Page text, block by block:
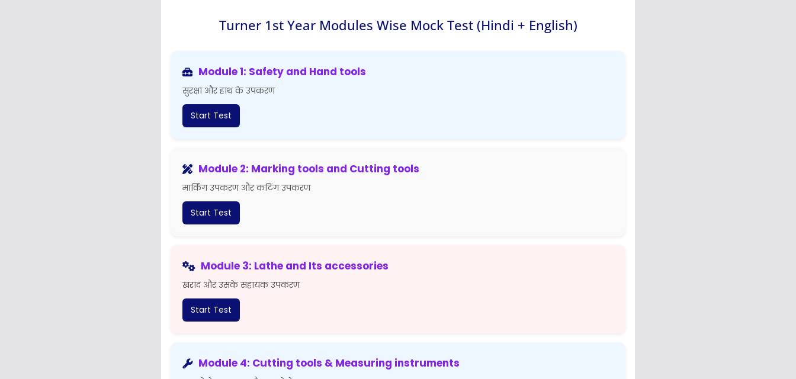
Turner 1st Year Modules Wise Mock Test (Hindi + English)
Module 1: Safety and Hand tools
सुरक्षा और हाथ के उपकरण
Start Test
Module 2: Marking tools and Cutting tools
मार्किंग उपकरण और कटिंग उपकरण
Start Test
Module 3: Lathe and Its accessories
खराद और उसके सहायक उपकरण
Start Test
Module 4: Cutting tools & Measuring instruments